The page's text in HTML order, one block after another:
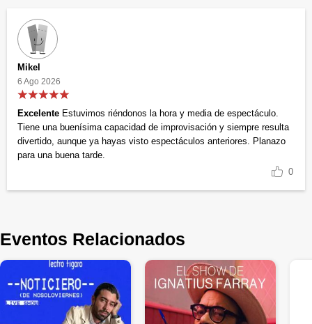
Mikel
6 Ago 2026
Excelente Estuvimos riéndonos la hora y media de espectáculo.
Tiene una buenísima capacidad de improvisación y siempre resulta
divertido, aunque ya hayas visto espectáculos anteriores. Planazo
para una buena tarde.
0
Eventos Relacionados